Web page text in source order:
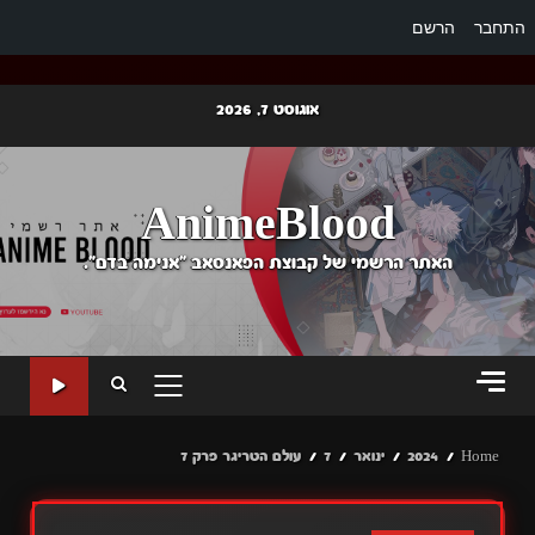
התחבר הרשם
content
אוגוסט 7, 2026
AnimeBlood
האתר הרשמי של קבוצת הפאנסאב "אנימה בדם".
PRIMARY
Home
2024 ינואר 7 עולם הטריגר פרק 7